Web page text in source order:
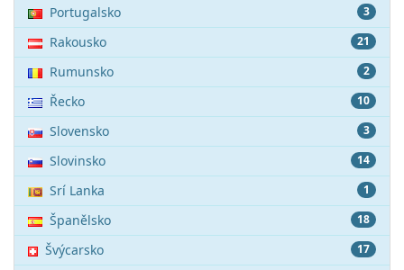
3
Portugalsko
21
Rakousko
2
Rumunsko
10
Řecko
3
Slovensko
14
Slovinsko
1
Srí Lanka
18
Španělsko
17
Švýcarsko